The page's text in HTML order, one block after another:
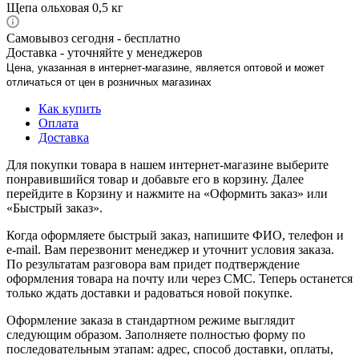
Щепа ольховая 0,5 кг
Самовывоз сегодня - бесплатно
Доставка - уточняйте у менеджеров
Цена, указанная в интернет-магазине, является оптовой и может
отличаться от цен в розничных магазинах
Как купить
Оплата
Доставка
Для покупки товара в нашем интернет-магазине выберите
понравившийся товар и добавьте его в корзину. Далее
перейдите в Корзину и нажмите на «Оформить заказ» или
«Быстрый заказ».
Когда оформляете быстрый заказ, напишите ФИО, телефон и
e-mail. Вам перезвонит менеджер и уточнит условия заказа.
По результатам разговора вам придет подтверждение
оформления товара на почту или через СМС. Теперь останется
только ждать доставки и радоваться новой покупке.
Оформление заказа в стандартном режиме выглядит
следующим образом. Заполняете полностью форму по
последовательным этапам: адрес, способ доставки, оплаты,